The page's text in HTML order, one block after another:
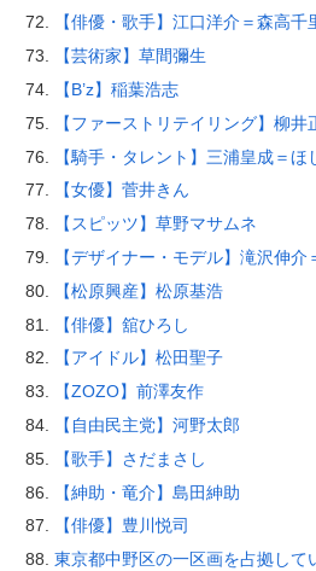
【俳優・歌手】江口洋介＝森高千
【芸術家】草間彌生
【B’z】稲葉浩志
【ファーストリテイリング】柳井
【騎手・タレント】三浦皇成＝ほ
【女優】菅井きん
【スピッツ】草野マサムネ
【デザイナー・モデル】滝沢伸介
【松原興産】松原基浩
【俳優】舘ひろし
【アイドル】松田聖子
【ZOZO】前澤友作
【自由民主党】河野太郎
【歌手】さだまさし
【紳助・竜介】島田紳助
【俳優】豊川悦司
東京都中野区の一区画を占拠して